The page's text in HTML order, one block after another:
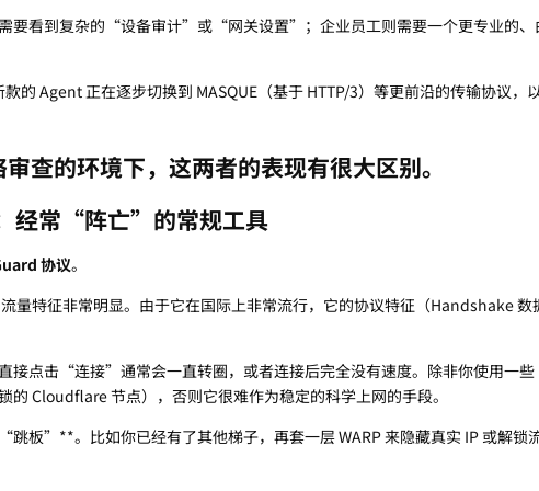
要看到复杂的“设备审计”或“网关设置”；企业员工则需要一个更专业的、
款的 Agent 正在逐步切换到 MASQUE（基于 HTTP/3）等更前沿的传输协议，
查的环境下，这两者的表现有很大区别。
经常“阵亡”的常规工具
协议。
量特征非常明显。由于它在国际上非常流行，它的协议特征（Handshake 数
接点击“连接”通常会一直转圈，或者连接后完全没有速度。除非你使用一
的 Cloudflare 节点），否则它很难作为稳定的科学上网的手段。
跳板”**。比如你已经有了其他梯子，再套一层 WARP 来隐藏真实 IP 或解锁